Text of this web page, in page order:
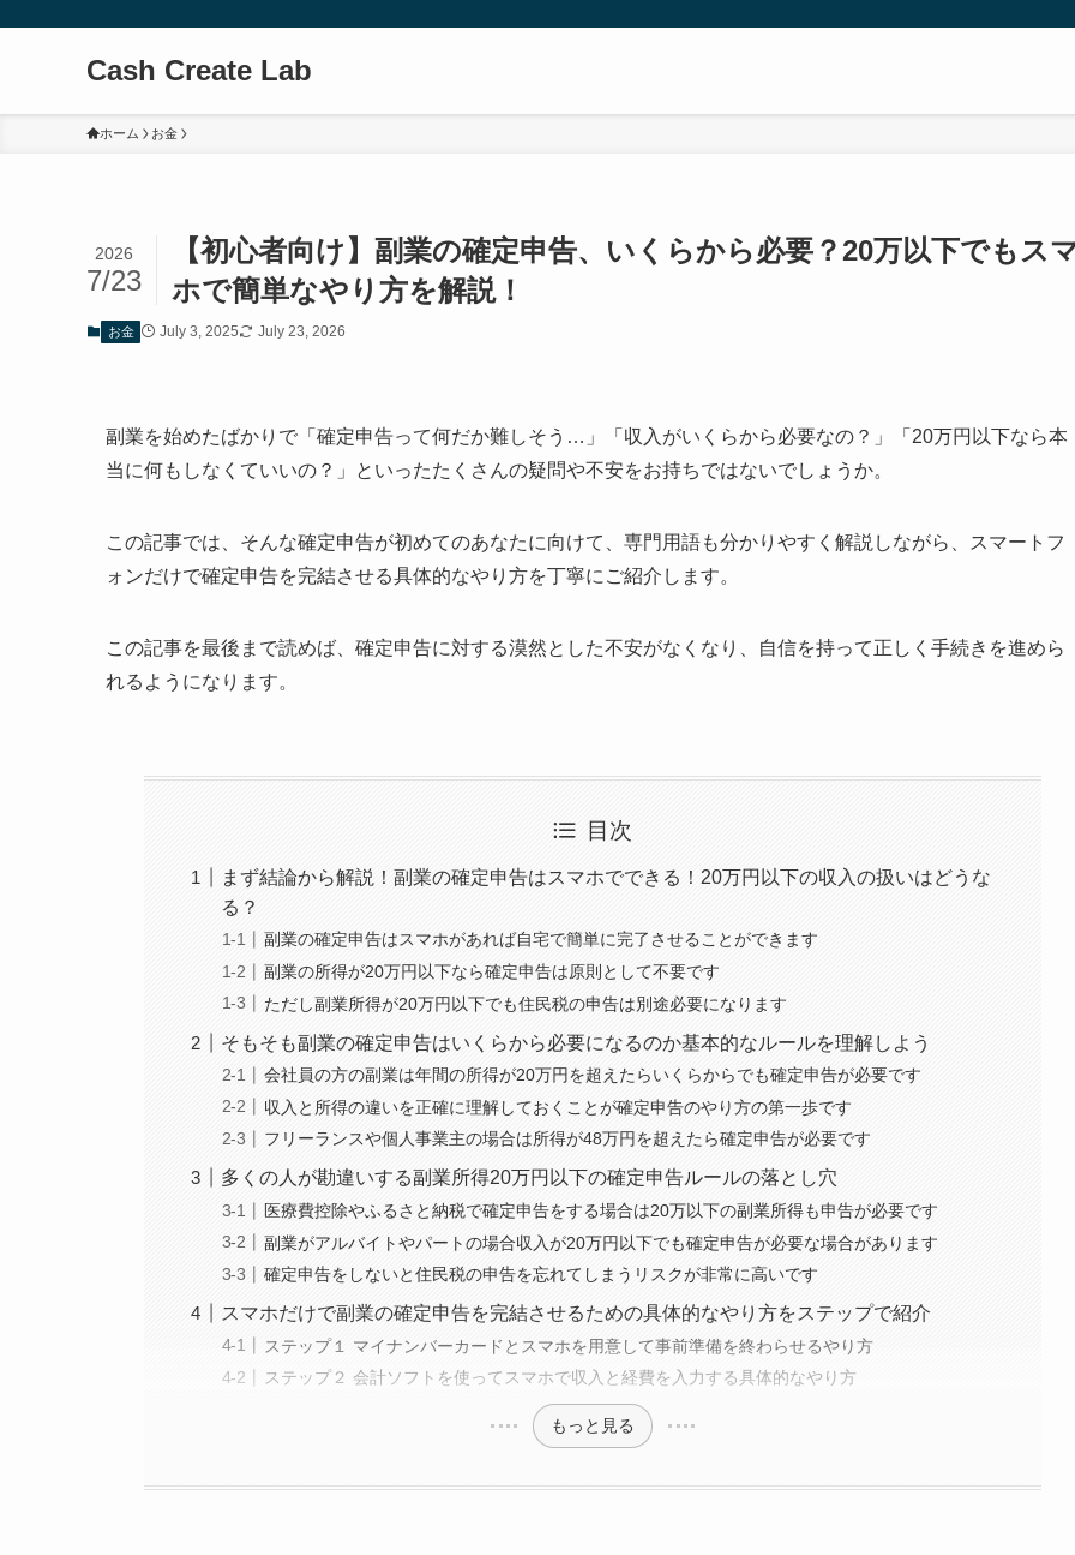
Cash Create Lab
ホーム お金
【初心者向け】副業の確定申告、いくらから必要？20万以下でもス
ホで簡単なやり方を解説！
2026
7/23
お金 July 3, 2025 July 23, 2026
副業を始めたばかりで「確定申告って何だか難しそう…」「収入がいくらから必要なの？」「20万円以下なら本
当に何もしなくていいの？」といったたくさんの疑問や不安をお持ちではないでしょうか。
この記事では、そんな確定申告が初めてのあなたに向けて、専門用語も分かりやすく解説しながら、スマートフ
ォンだけで確定申告を完結させる具体的なやり方を丁寧にご紹介します。
この記事を最後まで読めば、確定申告に対する漠然とした不安がなくなり、自信を持って正しく手続きを進めら
れるようになります。
目次
まず結論から解説！副業の確定申告はスマホでできる！20万円以下の収入の扱いはどうな
る？
副業の確定申告はスマホがあれば自宅で簡単に完了させることができます
副業の所得が20万円以下なら確定申告は原則として不要です
ただし副業所得が20万円以下でも住民税の申告は別途必要になります
そもそも副業の確定申告はいくらから必要になるのか基本的なルールを理解しよう
会社員の方の副業は年間の所得が20万円を超えたらいくらからでも確定申告が必要です
収入と所得の違いを正確に理解しておくことが確定申告のやり方の第一歩です
フリーランスや個人事業主の場合は所得が48万円を超えたら確定申告が必要です
多くの人が勘違いする副業所得20万円以下の確定申告ルールの落とし穴
医療費控除やふるさと納税で確定申告をする場合は20万以下の副業所得も申告が必要です
副業がアルバイトやパートの場合収入が20万円以下でも確定申告が必要な場合があります
確定申告をしないと住民税の申告を忘れてしまうリスクが非常に高いです
スマホだけで副業の確定申告を完結させるための具体的なやり方をステップで紹介
ステップ１ マイナンバーカードとスマホを用意して事前準備を終わらせるやり方
ステップ２ 会計ソフトを使ってスマホで収入と経費を入力する具体的なやり方
もっと見る